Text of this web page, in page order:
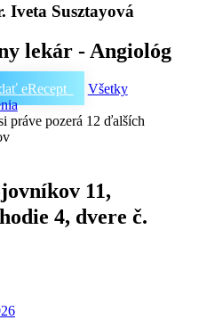
Iveta Susztayová
lekár - Angiológ
eRecept
Všetky
práve pozerá 12 ďalších
11,
4, dvere č.